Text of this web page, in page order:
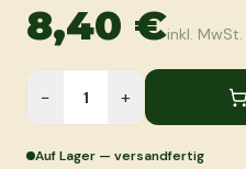
8,40 €inkl. MwSt.
− +
Auf Lager — versandfertig